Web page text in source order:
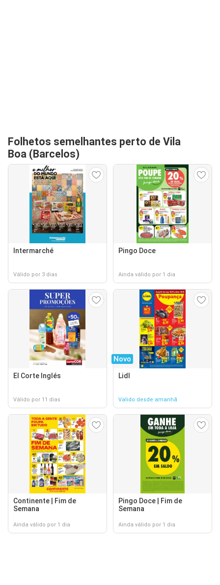
Folhetos semelhantes perto de Vila
Boa (Barcelos)
Intermarché
Válido por 3 dias
Pingo Doce
Ainda válido por 1 dia
El Corte Inglés
Válido por 11 dias
Novo
Lidl
Valido desde amanhã
Continente | Fim de
Semana
Ainda válido por 1 dia
Pingo Doce | Fim de
Semana
Ainda válido por 1 dia